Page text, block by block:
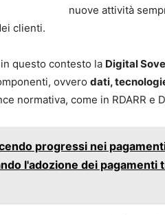
nuove attività
clienti.
questo contesto la Digital
ovvero dati,
normativa, come in RDARR e
progressi nei
l'adozione dei pagamenti